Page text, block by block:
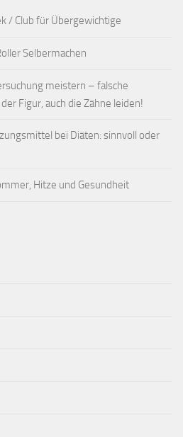
/ Club für Übergewichtige
Selbermachen
meistern – falsche
Figur, auch die Zähne leiden!
bei Diäten: sinnvoll oder
Hitze und Gesundheit